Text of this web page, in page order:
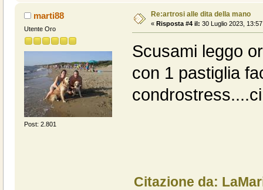
marti88
Utente Oro
Post: 2.801
Re:artrosi alle dita della mano
« Risposta #4 il: 30 Luglio 2023,
Scusami leggo
con 1 pastiglia
Citazione da: